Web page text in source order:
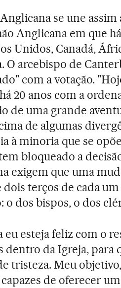
se une
Anglicana em que
Unidos, Canadá,
O arcebispo de
com a votação.
20 anos com a
de uma grande
de algumas
à minoria que se
bloqueado a
exigem que uma
dois terços de cada
o dos bispos, o dos
eu esteja feliz com o
dentro da Igreja, para
tristeza. Meu
de oferecer